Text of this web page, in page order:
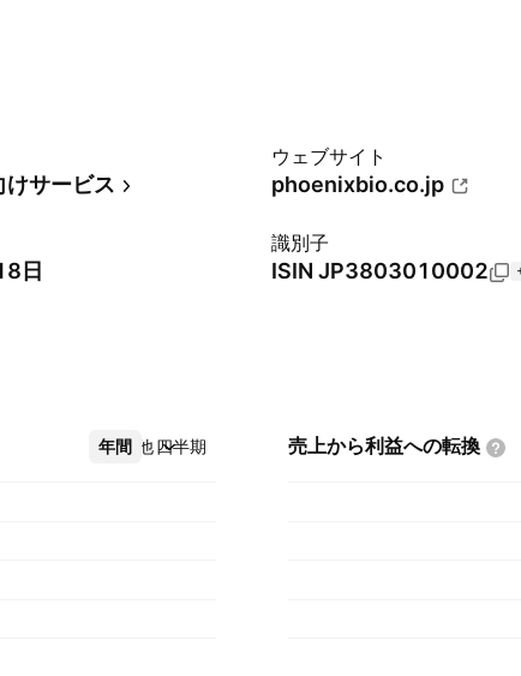
けサービス
ウェブサイト
phoenixbio.co.jp
日
識別子
ISIN JP3803010002
年間 四半期
その他 売上から利益への転換